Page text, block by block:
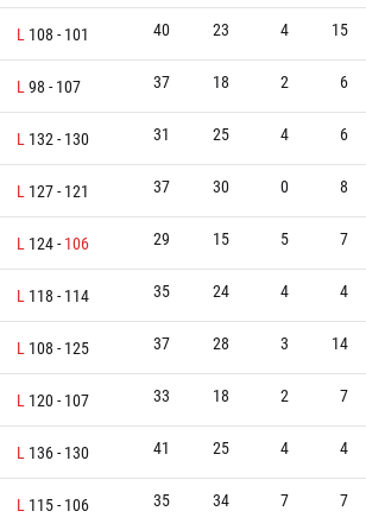
L 108 - 101 40 23 4 15
L 98 - 107 37 18 2 6
L 132 - 130 31 25 4 6
L 127- 121 37 30 0 8
L 124- 106 29 15 5 7
L 118 - 114 35 24 4 4
L 108 - 125 37 28 3 14
L 120- 107 33 18 2 7
L 136- 130 41 25 4 4
L 115- 106 35 34 7 7